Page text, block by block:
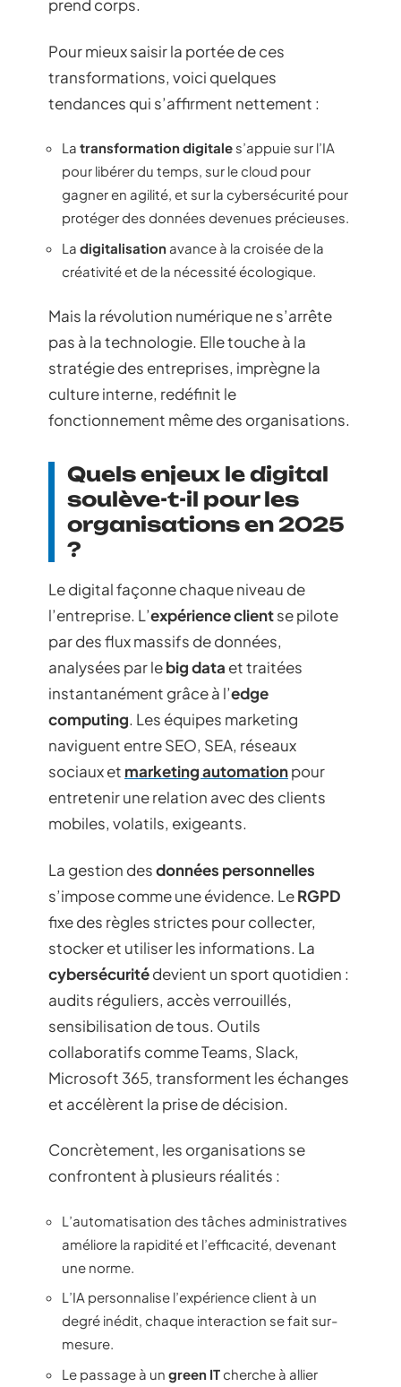
prend corps.
Pour mieux saisir la portée de ces
transformations, voici quelques
tendances qui s’affirment nettement :
La transformation digitale s’appuie sur l’IA
pour libérer du temps, sur le cloud pour
gagner en agilité, et sur la cybersécurité pour
protéger des données devenues précieuses.
La digitalisation avance à la croisée de la
créativité et de la nécessité écologique.
Mais la révolution numérique ne s’arrête
pas à la technologie. Elle touche à la
stratégie des entreprises, imprègne la
culture interne, redéfinit le
fonctionnement même des organisations.
Quels enjeux le digital
soulève-t-il pour les
organisations en 2025
?
Le digital façonne chaque niveau de
l’entreprise. L’expérience clientse pilote
par des flux massifs de données,
analysées par lebig data et traitées
instantanément grâce à l’edge
computing. Les équipes marketing
naviguent entre SEO, SEA, réseaux
sociaux et marketing automationpour
entretenir une relation avec des clients
mobiles, volatils, exigeants.
La gestion desdonnées personnelles
s’impose comme une évidence. LeRGPD
fixe des règles strictes pour collecter,
stocker et utiliser les informations. La
cybersécuritédevient un sport quotidien :
audits réguliers, accès verrouillés,
sensibilisation de tous. Outils
collaboratifs comme Teams, Slack,
Microsoft 365, transforment les échanges
et accélèrent la prise de décision.
Concrètement, les organisations se
confrontent à plusieurs réalités :
L’automatisation des tâches administratives
améliore la rapidité et l’efficacité, devenant
une norme.
L’IA personnalise l’expérience client à un
degré inédit, chaque interaction se fait sur-
mesure.
Le passage à un green ITcherche à allier